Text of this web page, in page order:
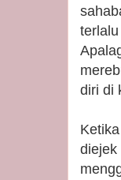
diri di
diejek